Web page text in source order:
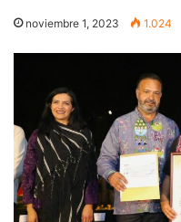
noviembre 1, 2023 1.024